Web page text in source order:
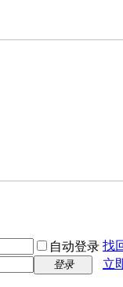
自动登录 找
登录
立